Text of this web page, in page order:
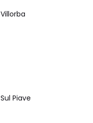
Piave